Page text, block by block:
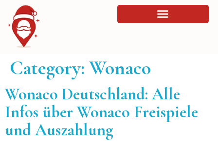
Category: Wonaco
Wonaco Deutschland: Alle
Infos über Wonaco Freispiele
und Auszahlung